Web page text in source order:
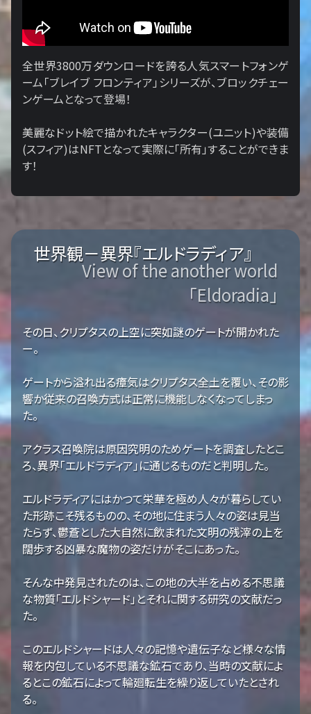
全世界3800万ダウンロードを誇る人気スマートフォンゲ
ーム「ブレイブ フロンティア」シリーズが、ブロックチェー
ンゲームとなって登場！
美麗なドット絵で描かれたキャラクター(ユニット)や装備
(スフィア)はNFTとなって実際に「所有」することができま
す！
世界観－異界『エルドラディア』
View of the another world
「Eldoradia」
その日、クリプタスの上空に突如謎のゲートが開かれた
ー。
ゲートから溢れ出る瘴気はクリプタス全土を覆い、その影
響か従来の召喚方式は正常に機能しなくなってしまっ
た。
アクラス召喚院は原因究明のためゲートを調査したとこ
ろ、異界「エルドラディア」に通じるものだと判明した。
エルドラディアにはかつて栄華を極め人々が暮らしてい
た形跡こそ残るものの、その地に住まう人々の姿は見当
たらず、鬱蒼とした大自然に飲まれた文明の残滓の上を
闊歩する凶暴な魔物の姿だけがそこにあった。
そんな中発見されたのは、この地の大半を占める不思議
な物質「エルドシャード」とそれに関する研究の文献だっ
た。
このエルドシャードは人々の記憶や遺伝子など様々な情
報を内包している不思議な鉱石であり、当時の文献によ
るとこの鉱石によって輪廻転生を繰り返していたとされ
る。